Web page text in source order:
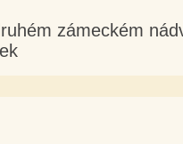
zámeckém